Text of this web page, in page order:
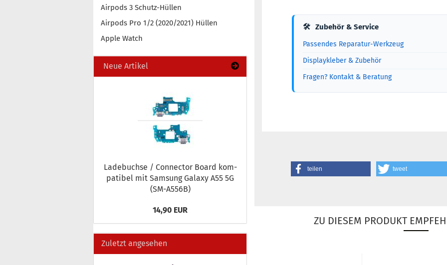
🛠 Zubehör & Service
Passendes Reparatur-Werkzeug
Displaykleber & Zubehör
Fragen? Kontakt & Beratung
teilen tweet
ZU DIESEM PRODUKT
Airpods 3 Schutz-Hüllen
Airpods Pro 1/2 (2020/2021) Hüllen
Apple Watch
Neue Artikel
La­de­buch­se / Con­nec­tor Board kom­
pa­ti­bel mit Sam­sung Ga­la­xy A55 5G
(SM-​A556B)
14,90 EUR
Zuletzt angesehen